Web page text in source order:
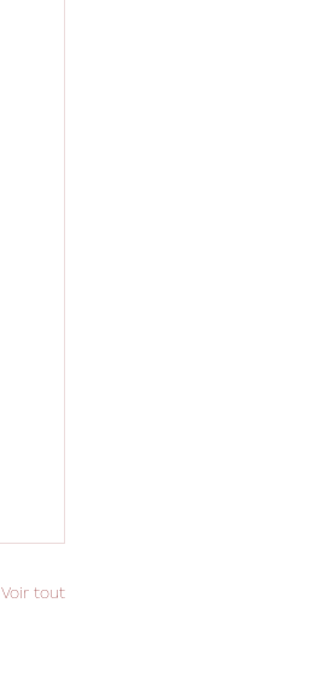
Voir tout